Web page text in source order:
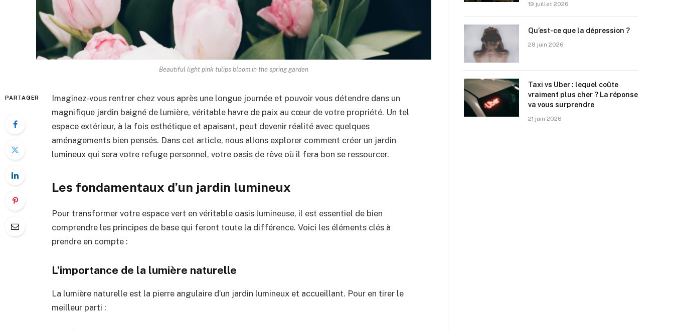
Beautiful light pink tulips bloom in the spring garden
PARTAGER
Imaginez-vous rentrer chez vous après une longue journée et pouvoir vous détendre dans un
magnifique jardin baigné de lumière, véritable havre de paix au cœur de votre propriété. Un tel
espace extérieur, à la fois esthétique et apaisant, peut devenir réalité avec quelques
aménagements bien pensés. Dans cet article, nous allons explorer comment créer un jardin
lumineux qui sera votre refuge personnel, votre oasis de rêve où il fera bon se ressourcer.
Les fondamentaux d’un jardin lumineux
Pour transformer votre espace vert en véritable oasis lumineuse, il est essentiel de bien
comprendre les principes de base qui feront toute la différence. Voici les éléments clés à
prendre en compte :
L’importance de la lumière naturelle
La lumière naturelle est la pierre angulaire d’un jardin lumineux et accueillant. Pour en tirer le
meilleur parti :
19 juillet 2026
Qu’est-ce que la dépression ?
28 juin 2026
Taxi vs Uber : lequel coûte
vraiment plus cher ? La réponse
va vous surprendre
21 juin 2026